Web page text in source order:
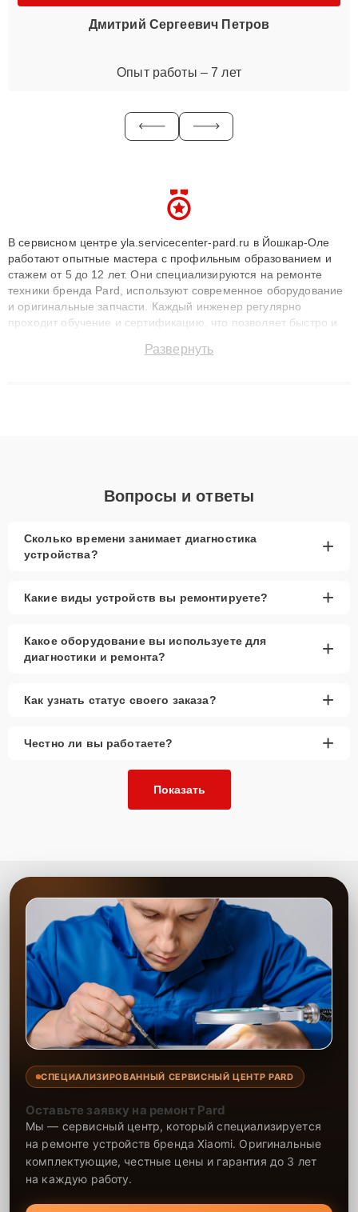
Дмитрий Сергеевич Петров
Опыт работы – 7 лет
В сервисном центре yla.servicecenter-pard.ru в Йошкар-Оле
работают опытные мастера с профильным образованием и
стажем от 5 до 12 лет. Они специализируются на ремонте
техники бренда Pard, используют современное оборудование
и оригинальные запчасти. Каждый инженер регулярно
проходит обучение и сертификацию, что позволяет быстро и
сохранением гарантии до 3 лет. Наши мастера решают
Развернуть
Вопросы и ответы
Сколько времени занимает диагностика
устройства?
+
Какие виды устройств вы ремонтируете? +
Какое оборудование вы используете для
диагностики и ремонта?
+
Как узнать статус своего заказа? +
Честно ли вы работаете? +
Показать
СПЕЦИАЛИЗИРОВАННЫЙ СЕРВИСНЫЙ ЦЕНТР PARD
Оставьте заявку на ремонт Pard
Мы — сервисный центр, который специализируется
на ремонте устройств бренда Xiaomi. Оригинальные
комплектующие, честные цены и гарантия до 3 лет
на каждую работу.